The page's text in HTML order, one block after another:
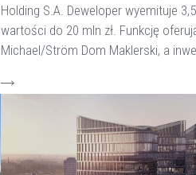
Holding S.A. Deweloper wyemituje
wartości do 20 mln zł. Funkcję
Michael/Ström Dom Maklerski, a
czytaj więcej